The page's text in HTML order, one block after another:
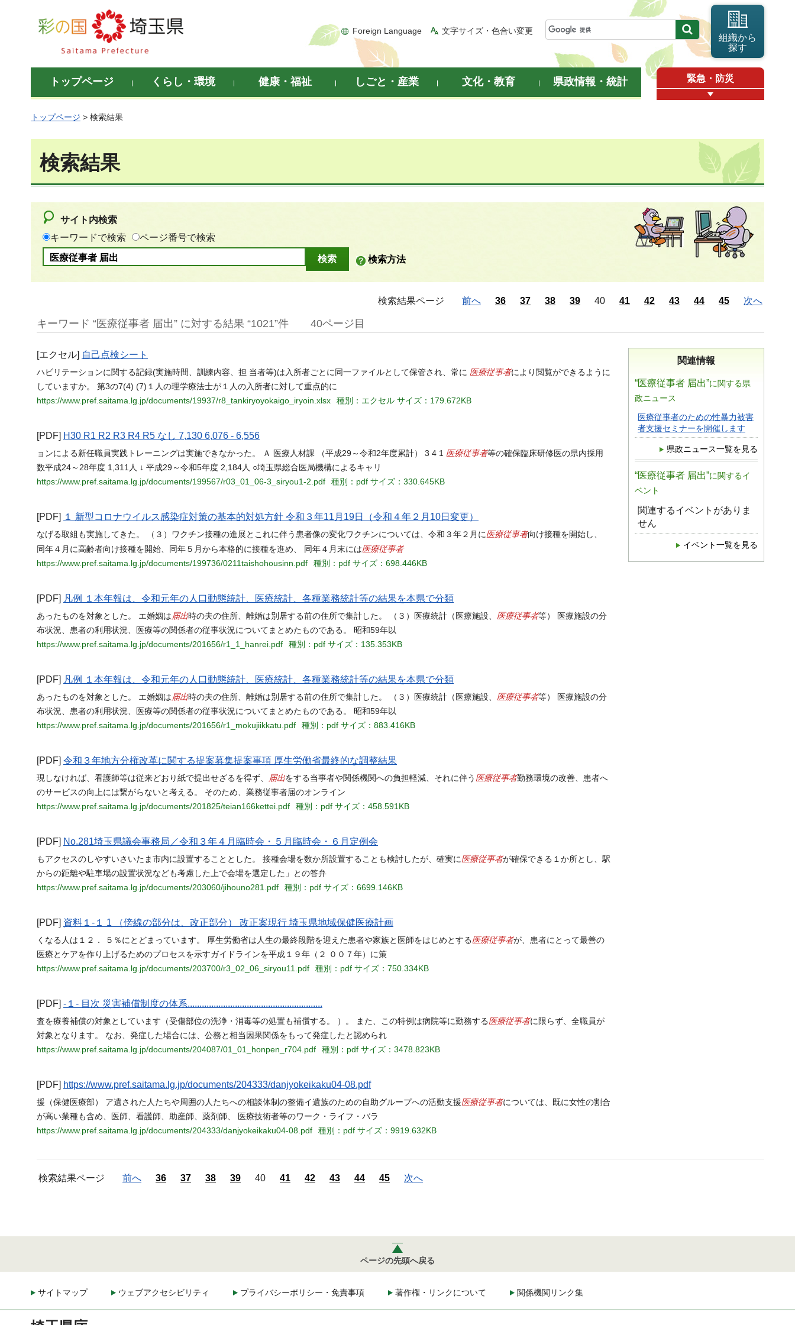
彩の国 埼玉県
Foreign Language 文字サイズ・色合い変更
組織から
探す
トップページ くらし・環境 健康・福祉 しごと・産業 文化・教育 県政情報・統計 緊急・防災
トップページ > 検索結果
検索結果
サイト内検索
キーワードで検索
ページ番号で検索
検索方法
検索結果ページ 前へ 36 37 38 39 40 41 42 43 44 45 次へ
キーワード “医療従事者 届出” に対する結果 “1021”件 40ページ目
関連情報
“医療従事者 届出”に関する県
政ニュース
医療従事者のための性暴力被害
者支援セミナーを開催します
県政ニュース一覧を見る
“医療従事者 届出”に関するイ
ベント
関連するイベントがありま
せん
イベント一覧を見る
[エクセル] 自己点検シート
ハビリテーションに関する記録(実施時間、訓練内容、担 当者等)は入所者ごとに同一ファイルとして保管され、常に 医療従事者により閲覧ができるように
していますか。 第3の7(4) (7)１人の理学療法士が１人の入所者に対して重点的に
https://www.pref.saitama.lg.jp/documents/19937/r8_tankiryoyokaigo_iryoin.xlsx
種別：エクセル サイズ：179.672KB
[PDF] H30 R1 R2 R3 R4 R5 なし 7,130 6,076 - 6,556
ョンによる新任職員実践トレーニングは実施できなかった。 Ａ 医療人材課 （平成29～令和2年度累計） 3 4 1 医療従事者等の確保臨床研修医の県内採用
数平成24～28年度 1,311人 ↓ 平成29～令和5年度 2,184人 ○埼玉県総合医局機構によるキャリ
https://www.pref.saitama.lg.jp/documents/199567/r03_01_06-3_siryou1-2.pdf
種別：pdf サイズ：330.645KB
[PDF] １ 新型コロナウイルス感染症対策の基本的対処⽅針 令和３年11⽉19⽇（令和４年２⽉10⽇変更）
なげる取組も実施してきた。 （３）ワクチン接種の進展とこれに伴う患者像の変化ワクチンについては、令和３年２⽉に医療従事者向け接種を開始し、
同年４⽉に⾼齢者向け接種を開始、同年５⽉から本格的に接種を進め、 同年４⽉末には医療従事者
https://www.pref.saitama.lg.jp/documents/199736/0211taishohousinn.pdf 種別：pdf サイズ：698.446KB
[PDF] 凡例 １本年報は、令和元年の人口動態統計、医療統計、各種業務統計等の結果を本県で分類
あったものを対象とした。 エ婚姻は 届出時の夫の住所、離婚は別居する前の住所で集計した。 （３）医療統計（医療施設、 医療従事者等） 医療施設の分
布状況、患者の利用状況、医療等の関係者の従事状況についてまとめたものである。 昭和59年以
https://www.pref.saitama.lg.jp/documents/201656/r1_1_hanrei.pdf
種別：pdf サイズ：135.353KB
[PDF] 凡例 １本年報は、令和元年の人口動態統計、医療統計、各種業務統計等の結果を本県で分類
あったものを対象とした。 エ婚姻は 届出時の夫の住所、離婚は別居する前の住所で集計した。 （３）医療統計（医療施設、 医療従事者等） 医療施設の分
布状況、患者の利用状況、医療等の関係者の従事状況についてまとめたものである。 昭和59年以
https://www.pref.saitama.lg.jp/documents/201656/r1_mokujiikkatu.pdf
種別：pdf サイズ：883.416KB
[PDF] 令和３年地方分権改革に関する提案募集提案事項 厚生労働省最終的な調整結果
現しなければ、看護師等は従来どおり紙で提出せざるを得ず、 届出をする当事者や関係機関への負担軽減、それに伴う 医療従事者勤務環境の改善、患者へ
のサービスの向上には繋がらないと考える。 そのため、業務従事者届のオンライン
https://www.pref.saitama.lg.jp/documents/201825/teian166kettei.pdf
種別：pdf サイズ：458.591KB
[PDF] No.281埼玉県議会事務局／令和３年４月臨時会・５月臨時会・６月定例会
もアクセスのしやすいさいたま市内に設置することとした。 接種会場を数か所設置することも検討したが、確実に医療従事者が確保できる１か所とし、駅
からの距離や駐車場の設置状況なども考慮した上で会場を選定した」との答弁
https://www.pref.saitama.lg.jp/documents/203060/jihouno281.pdf
種別：pdf サイズ：6699.146KB
[PDF] 資料１-１ 1 （傍線の部分は、改正部分） 改正案現行 埼玉県地域保健医療計画
くなる人は１２． ５％にとどまっています。 厚生労働省は人生の最終段階を迎えた患者や家族と医師をはじめとする 医療従事者が、患者にとって最善の
医療とケアを作り上げるためのプロセスを示すガイドラインを平成１９年（２ ００７年）に策
https://www.pref.saitama.lg.jp/documents/203700/r3_02_06_siryou11.pdf
種別：pdf サイズ：750.334KB
[PDF] -１- 目次 災害補償制度の体系.........................................................
査を療養補償の対象としています（受傷部位の洗浄・消毒等の処置も補償する。 ）。 また、この特例は病院等に勤務する 医療従事者に限らず、全職員が
対象となります。 なお、発症した場合には、公務と相当因果関係をもって発症したと認められ
https://www.pref.saitama.lg.jp/documents/204087/01_01_honpen_r704.pdf
種別：pdf サイズ：3478.823KB
[PDF] https://www.pref.saitama.lg.jp/documents/204333/danjyokeikaku04-08.pdf
援（保健医療部） ア遺された人たちや周囲の人たちへの相談体制の整備イ遺族のための自助グループへの活動支援医療従事者については、既に女性の割合
が高い業種も含め、医師、看護師、助産師、薬剤師、 医療技術者等のワーク・ライフ・バラ
https://www.pref.saitama.lg.jp/documents/204333/danjyokeikaku04-08.pdf
種別：pdf サイズ：9919.632KB
検索結果ページ 前へ 36 37 38 39 40 41 42 43 44 45 次へ
ページの先頭へ戻る
サイトマップ ウェブアクセシビリティ プライバシーポリシー・免責事項 著作権・リンクについて 関係機関リンク集